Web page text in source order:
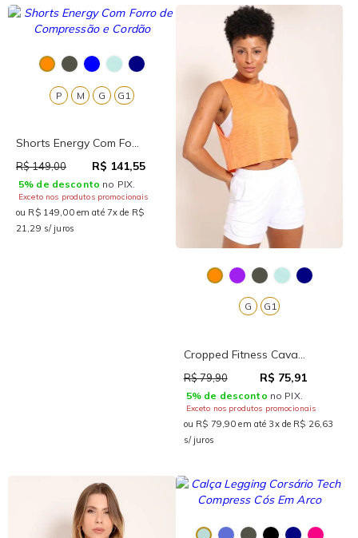
P G1
M G
Shorts Energy Com Fo...
R$ 149,00 R$ 141,55
5% de desconto no PIX.
Exceto nos produtos promocionais
ou R$ 149,00 em até 7x de R$
21,29 s/ juros
G G1
Cropped Fitness Cava...
R$ 79,90 R$ 75,91
5% de desconto no PIX.
Exceto nos produtos promocionais
ou R$ 79,90 em até 3x de R$ 26,63
s/ juros